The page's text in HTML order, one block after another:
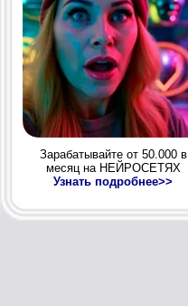
Зарабатывайте от 50.000 в
месяц на НЕЙРОСЕТЯХ
Узнать подробнее>>